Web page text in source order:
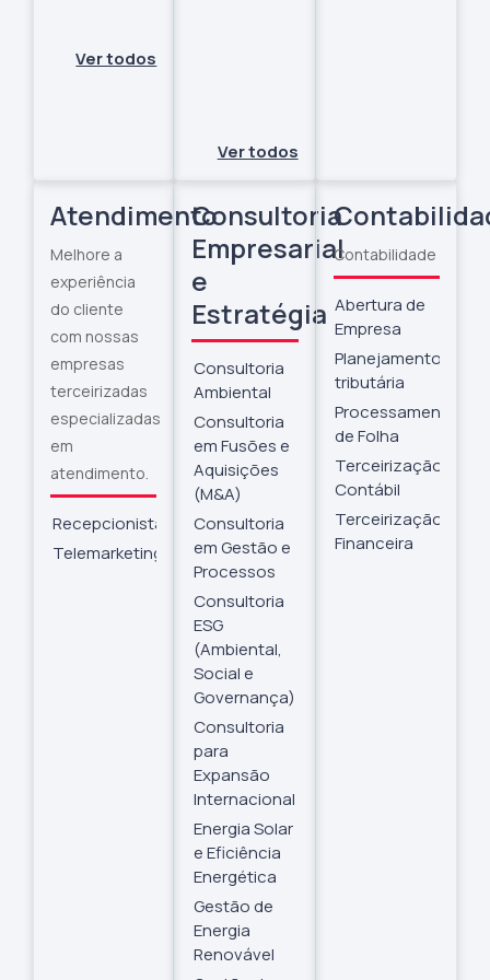
Ver todos
Ver todos
Atendimento
Melhore a
experiência
do cliente
com nossas
empresas
terceirizadas
especializadas
em
atendimento.
Recepcionista
Telemarketing
Consultoria
Empresarial
e
Estratégia
Consultoria
Ambiental
Consultoria
em Fusões e
Aquisições
(M&A)
Consultoria
em Gestão e
Processos
Consultoria
ESG
(Ambiental,
Social e
Governança)
Consultoria
para
Expansão
Internacional
Energia Solar
e Eficiência
Energética
Gestão de
Energia
Renovável
Contabilidade
Abertura de
Empresa
Planejamento/
tributária
Processamento
de Folha
Terceirização
Contábil
Terceirização
Financeira